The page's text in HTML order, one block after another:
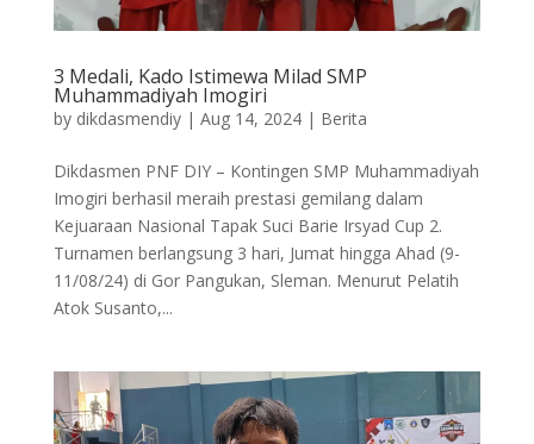
3 Medali, Kado Istimewa Milad SMP
Muhammadiyah Imogiri
by dikdasmendiy| Aug 14, 2024| Berita
Dikdasmen PNF DIY – Kontingen SMP Muhammadiyah
Imogiri berhasil meraih prestasi gemilang dalam
Kejuaraan Nasional Tapak Suci Barie Irsyad Cup 2.
Turnamen berlangsung 3 hari, Jumat hingga Ahad (9-
11/08/24) di Gor Pangukan, Sleman. Menurut Pelatih
Atok Susanto,...